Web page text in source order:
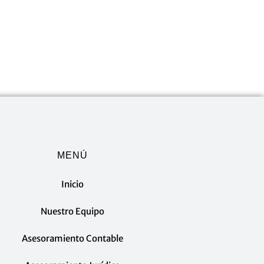
MENÚ
Inicio
Nuestro Equipo
Asesoramiento Contable